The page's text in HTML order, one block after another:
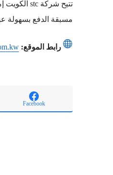
مسبقة الدفع بسهولة
رابط الموقع:
Facebook